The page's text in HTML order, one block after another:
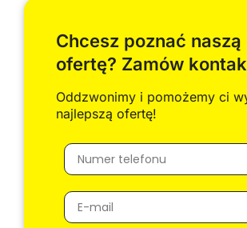
Chcesz poznać naszą
ofertę? Zamów
Oddzwonimy i pomożemy ci
najlepszą ofertę!